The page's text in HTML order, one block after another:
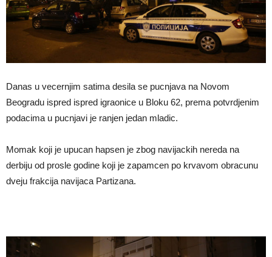
Danas u vecernjim satima desila se pucnjava na Novom
Beogradu ispred ispred igraonice u Bloku 62, prema potvrdjenim
podacima u pucnjavi je ranjen jedan mladic.
Momak koji je upucan hapsen je zbog navijackih nereda na
derbiju od prosle godine koji je zapamcen po krvavom obracunu
dveju frakcija navijaca Partizana.